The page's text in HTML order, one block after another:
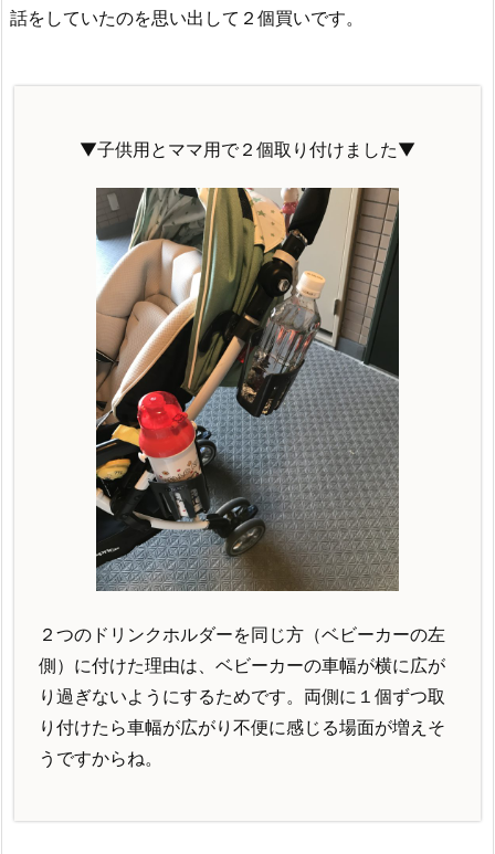
話をしていたのを思い出して２個買いです。
▼子供用とママ用で２個取り付けました▼
２つのドリンクホルダーを同じ方（ベビーカーの左
側）に付けた理由は、ベビーカーの車幅が横に広が
り過ぎないようにするためです。両側に１個ずつ取
り付けたら車幅が広がり不便に感じる場面が増えそ
うですからね。